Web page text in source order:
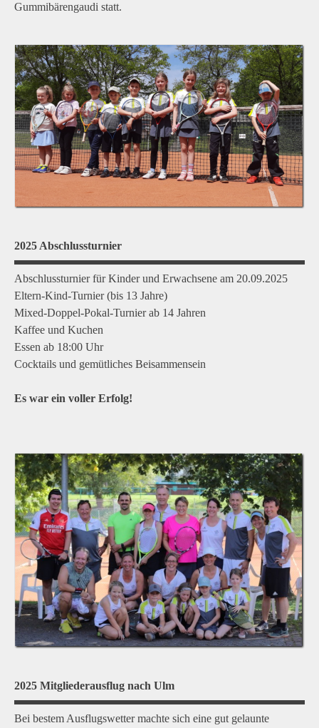
Gummibärengaudi statt.
2025 Abschlussturnier
Abschlussturnier für Kinder und Erwachsene am 20.09.2025
Eltern-Kind-Turnier (bis 13 Jahre)
Mixed-Doppel-Pokal-Turnier ab 14 Jahren
Kaffee und Kuchen
Essen ab 18:00 Uhr
Cocktails und gemütliches Beisammensein
Es war ein voller Erfolg!
2025 Mitgliederausflug nach Ulm
Bei bestem Ausflugswetter machte sich eine gut gelaunte